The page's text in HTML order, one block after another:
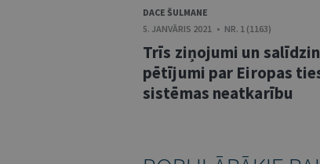
DACE ŠULMANE
5. JANVĀRIS 2021 • NR. 1 (1163)
Trīs ziņojumi un
pētījumi par Eiropas
sistēmas neatkarību